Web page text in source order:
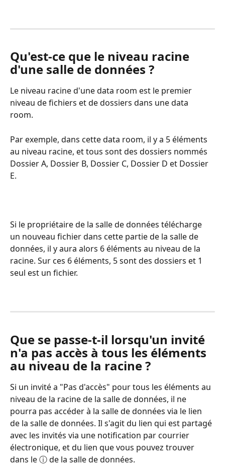
Qu'est-ce que le niveau racine
d'une salle de données ?
Le niveau racine d'une data room est le premier
niveau de fichiers et de dossiers dans une data
room.
Par exemple, dans cette data room, il y a 5 éléments
au niveau racine, et tous sont des dossiers nommés
Dossier A, Dossier B, Dossier C, Dossier D et Dossier
E.
Si le propriétaire de la salle de données télécharge
un nouveau fichier dans cette partie de la salle de
données, il y aura alors 6 éléments au niveau de la
racine. Sur ces 6 éléments, 5 sont des dossiers et 1
seul est un fichier.
Que se passe-t-il lorsqu'un invité
n'a pas accès à tous les éléments
au niveau de la racine ?
Si un invité a "Pas d'accès" pour tous les éléments au
niveau de la racine de la salle de données, il ne
pourra pas accéder à la salle de données via le lien
de la salle de données. Il s'agit du lien qui est partagé
avec les invités via une notification par courrier
électronique, et du lien que vous pouvez trouver
dans le ⓘ de la salle de données.